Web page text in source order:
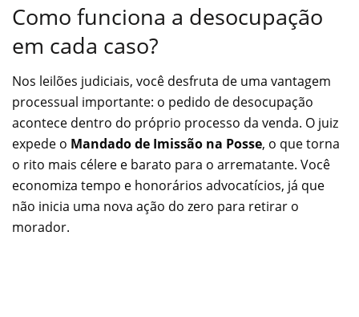
Como funciona a desocupação
em cada caso?
Nos leilões judiciais, você desfruta de uma vantagem
processual importante: o pedido de desocupação
acontece dentro do próprio processo da venda. O juiz
expede o Mandado de Imissão na Posse, o que torna
o rito mais célere e barato para o arrematante. Você
economiza tempo e honorários advocatícios, já que
não inicia uma nova ação do zero para retirar o
morador.